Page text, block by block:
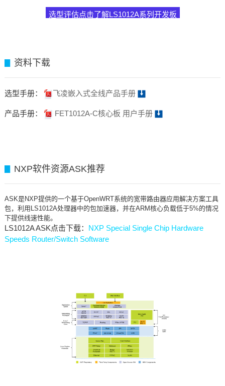
选型评估点击了解LS1012A系列开发板
资料下载
选型手册： 飞凌嵌入式全线产品手册
产品手册： FET1012A-C核心板 用户手册
NXP软件资源ASK推荐
ASK是NXP提供的一个基于OpenWRT系统的宽带路由器应用解决方案工具
包，利用LS1012A处理器中的包加速器，并在ARM核心负载低于5%的情况
下提供线速性能。
LS1012A ASK点击下载： NXP Special Single Chip Hardware
Speeds Router/Switch Software